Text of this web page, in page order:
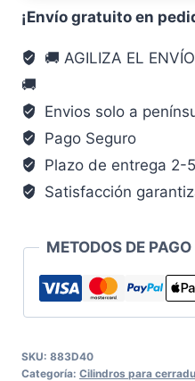
70
CADENA88
cantidad
¡Envío gratuito en
🚚 AGILIZA EL
🚚
Envios solo a
Pago Seguro
Plazo de entrega 2-
Satisfacción
METODOS DE PAGO
SKU: 883D40
Categoría: Cilindros para